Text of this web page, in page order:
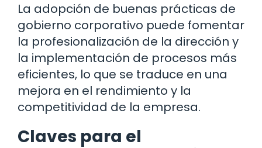
La adopción de buenas prácticas de
gobierno corporativo puede fomentar
la profesionalización de la dirección y
la implementación de procesos más
eficientes, lo que se traduce en una
mejora en el rendimiento y la
competitividad de la empresa.
Claves para el